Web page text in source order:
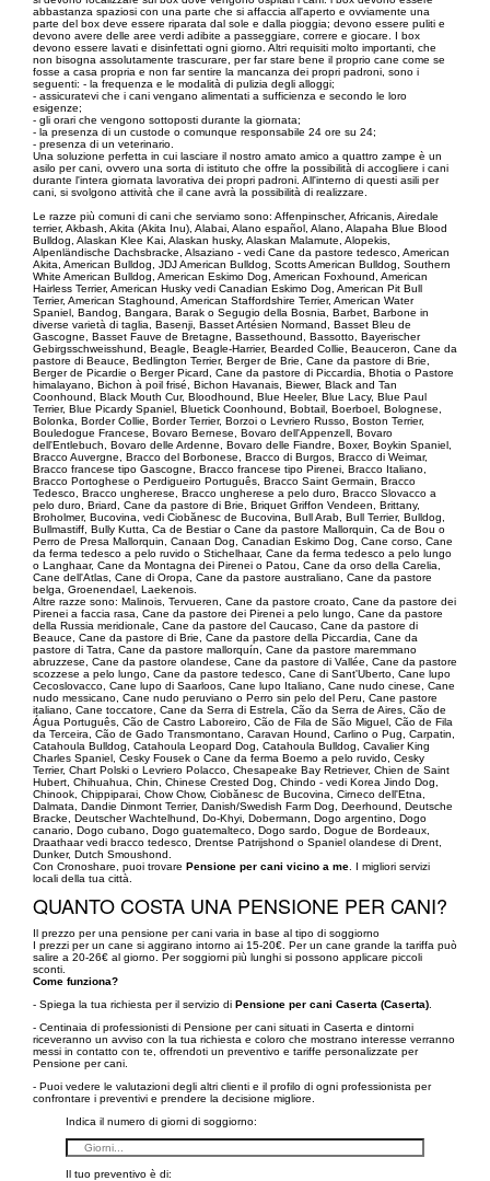
abbastanza spaziosi con una parte che si affaccia all'aperto e ovviamente una
parte del box deve essere riparata dal sole e dalla pioggia; devono essere puliti e
devono avere delle aree verdi adibite a passeggiare, correre e giocare. I box
devono essere lavati e disinfettati ogni giorno. Altri requisiti molto importanti, che
non bisogna assolutamente trascurare, per far stare bene il proprio cane come se
fosse a casa propria e non far sentire la mancanza dei propri padroni, sono i
seguenti: - la frequenza e le modalità di pulizia degli alloggi;
- assicuratevi che i cani vengano alimentati a sufficienza e secondo le loro
esigenze;
- gli orari che vengono sottoposti durante la giornata;
- la presenza di un custode o comunque responsabile 24 ore su 24;
- presenza di un veterinario.
Una soluzione perfetta in cui lasciare il nostro amato amico a quattro zampe è un
asilo per cani, ovvero una sorta di istituto che offre la possibilità di accogliere i cani
durante l'intera giornata lavorativa dei propri padroni. All'interno di questi asili per
cani, si svolgono attività che il cane avrà la possibilità di realizzare.
Le razze più comuni di cani che serviamo sono: Affenpinscher, Africanis, Airedale
terrier, Akbash, Akita (Akita Inu), Alabai, Alano español, Alano, Alapaha Blue Blood
Bulldog, Alaskan Klee Kai, Alaskan husky, Alaskan Malamute, Alopekis,
Alpenländische Dachsbracke, Alsaziano - vedi Cane da pastore tedesco, American
Akita, American Bulldog, JDJ American Bulldog, Scotts American Bulldog, Southern
White American Bulldog, American Eskimo Dog, American Foxhound, American
Hairless Terrier, American Husky vedi Canadian Eskimo Dog, American Pit Bull
Terrier, American Staghound, American Staffordshire Terrier, American Water
Spaniel, Bandog, Bangara, Barak o Segugio della Bosnia, Barbet, Barbone in
diverse varietà di taglia, Basenji, Basset Artésien Normand, Basset Bleu de
Gascogne, Basset Fauve de Bretagne, Bassethound, Bassotto, Bayerischer
Gebirgsschweisshund, Beagle, Beagle-Harrier, Bearded Collie, Beauceron, Cane da
pastore di Beauce, Bedlington Terrier, Berger de Brie, Cane da pastore di Brie,
Berger de Picardie o Berger Picard, Cane da pastore di Piccardia, Bhotia o Pastore
himalayano, Bichon à poil frisé, Bichon Havanais, Biewer, Black and Tan
Coonhound, Black Mouth Cur, Bloodhound, Blue Heeler, Blue Lacy, Blue Paul
Terrier, Blue Picardy Spaniel, Bluetick Coonhound, Bobtail, Boerboel, Bolognese,
Bolonka, Border Collie, Border Terrier, Borzoi o Levriero Russo, Boston Terrier,
Bouledogue Francese, Bovaro Bernese, Bovaro dell'Appenzell, Bovaro
dell'Entlebuch, Bovaro delle Ardenne, Bovaro delle Fiandre, Boxer, Boykin Spaniel,
Bracco Auvergne, Bracco del Borbonese, Bracco di Burgos, Bracco di Weimar,
Bracco francese tipo Gascogne, Bracco francese tipo Pirenei, Bracco Italiano,
Bracco Portoghese o Perdigueiro Português, Bracco Saint Germain, Bracco
Tedesco, Bracco ungherese, Bracco ungherese a pelo duro, Bracco Slovacco a
pelo duro, Briard, Cane da pastore di Brie, Briquet Griffon Vendeen, Brittany,
Broholmer, Bucovina, vedi Ciobănesc de Bucovina, Bull Arab, Bull Terrier, Bulldog,
Bullmastiff, Bully Kutta, Ca de Bestiar o Cane da pastore Mallorquin, Ca de Bou o
Perro de Presa Mallorquin, Canaan Dog, Canadian Eskimo Dog, Cane corso, Cane
da ferma tedesco a pelo ruvido o Stichelhaar, Cane da ferma tedesco a pelo lungo
o Langhaar, Cane da Montagna dei Pirenei o Patou, Cane da orso della Carelia,
Cane dell'Atlas, Cane di Oropa, Cane da pastore australiano, Cane da pastore
belga, Groenendael, Laekenois.
Altre razze sono: Malinois, Tervueren, Cane da pastore croato, Cane da pastore dei
Pirenei a faccia rasa, Cane da pastore dei Pirenei a pelo lungo, Cane da pastore
della Russia meridionale, Cane da pastore del Caucaso, Cane da pastore di
Beauce, Cane da pastore di Brie, Cane da pastore della Piccardia, Cane da
pastore di Tatra, Cane da pastore mallorquín, Cane da pastore maremmano
abruzzese, Cane da pastore olandese, Cane da pastore di Vallée, Cane da pastore
scozzese a pelo lungo, Cane da pastore tedesco, Cane di Sant'Uberto, Cane lupo
Cecoslovacco, Cane lupo di Saarloos, Cane lupo Italiano, Cane nudo cinese, Cane
nudo messicano, Cane nudo peruviano o Perro sin pelo del Peru, Cane pastore
italiano, Cane toccatore, Cane da Serra di Estrela, Cão da Serra de Aires, Cão de
Água Português, Cão de Castro Laboreiro, Cão de Fila de São Miguel, Cão de Fila
da Terceira, Cão de Gado Transmontano, Caravan Hound, Carlino o Pug, Carpatin,
Catahoula Bulldog, Catahoula Leopard Dog, Catahoula Bulldog, Cavalier King
Charles Spaniel, Cesky Fousek o Cane da ferma Boemo a pelo ruvido, Cesky
Terrier, Chart Polski o Levriero Polacco, Chesapeake Bay Retriever, Chien de Saint
Hubert, Chihuahua, Chin, Chinese Crested Dog, Chindo - vedi Korea Jindo Dog,
Chinook, Chippiparai, Chow Chow, Ciobănesc de Bucovina, Cirneco dell'Etna,
Dalmata, Dandie Dinmont Terrier, Danish/Swedish Farm Dog, Deerhound, Deutsche
Bracke, Deutscher Wachtelhund, Do-Khyi, Dobermann, Dogo argentino, Dogo
canario, Dogo cubano, Dogo guatemalteco, Dogo sardo, Dogue de Bordeaux,
Draathaar vedi bracco tedesco, Drentse Patrijshond o Spaniel olandese di Drent,
Dunker, Dutch Smoushond.
Con Cronoshare, puoi trovare Pensione per cani vicino a me . I migliori servizi
locali della tua città.
QUANTO COSTA UNA PENSIONE PER CANI?
Il prezzo per una pensione per cani varia in base al tipo di soggiorno
I prezzi per un cane si aggirano intorno ai 15-20€. Per un cane grande la tariffa può
salire a 20-26€ al giorno. Per soggiorni più lunghi si possono applicare piccoli
sconti.
Come funziona?
- Spiega la tua richiesta per il servizio di Pensione per cani Caserta (Caserta)
- Centinaia di professionisti di Pensione per cani situati in Caserta e dintorni
riceveranno un avviso con la tua richiesta e coloro che mostrano interesse verranno
messi in contatto con te, offrendoti un preventivo e tariffe personalizzate per
Pensione per cani.
- Puoi vedere le valutazioni degli altri clienti e il profilo di ogni professionista per
confrontare i preventivi e prendere la decisione migliore.
Indica il numero di giorni di soggiorno:
Il tuo preventivo è di: